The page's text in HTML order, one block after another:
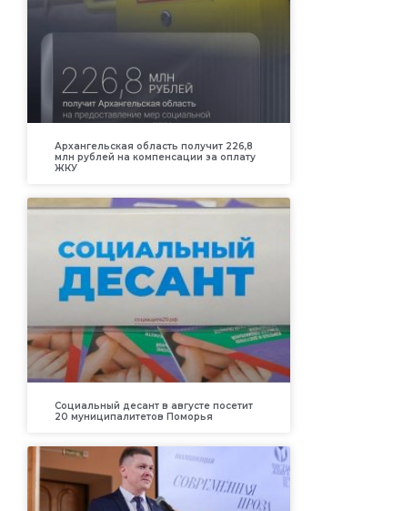
Архангельская область получит 226,8
млн рублей на компенсации за оплату
ЖКУ
Социальный десант в августе посетит
20 муниципалитетов Поморья